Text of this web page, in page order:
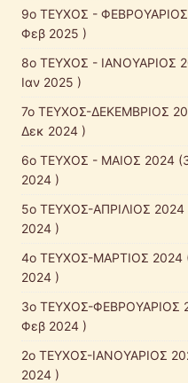
9o ΤΕΥΧΟΣ -
Φεβ 2025 )
8o ΤΕΥΧΟΣ - ΙΑΝΟΥΑΡΙΟΣ
Ιαν 2025 )
7ο ΤΕΥΧΟΣ-ΔΕΚΕΜΒΡΙΟΣ
Δεκ 2024 )
6o ΤΕΥΧΟΣ - ΜΑΙΟΣ 2024
2024 )
5ο ΤΕΥΧΟΣ-ΑΠΡΙΛΙΟΣ 2024
2024 )
4ο ΤΕΥΧΟΣ-ΜΑΡΤΙΟΣ 2024
2024 )
3ο ΤΕΥΧΟΣ-ΦΕΒΡΟΥΑΡΙΟΣ
Φεβ 2024 )
2o ΤΕΥΧΟΣ-ΙΑΝΟΥΑΡΙΟΣ
2024 )